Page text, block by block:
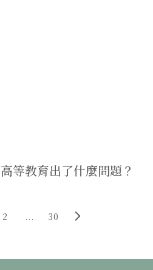
等教育出了什麼問題？
2 ... 30